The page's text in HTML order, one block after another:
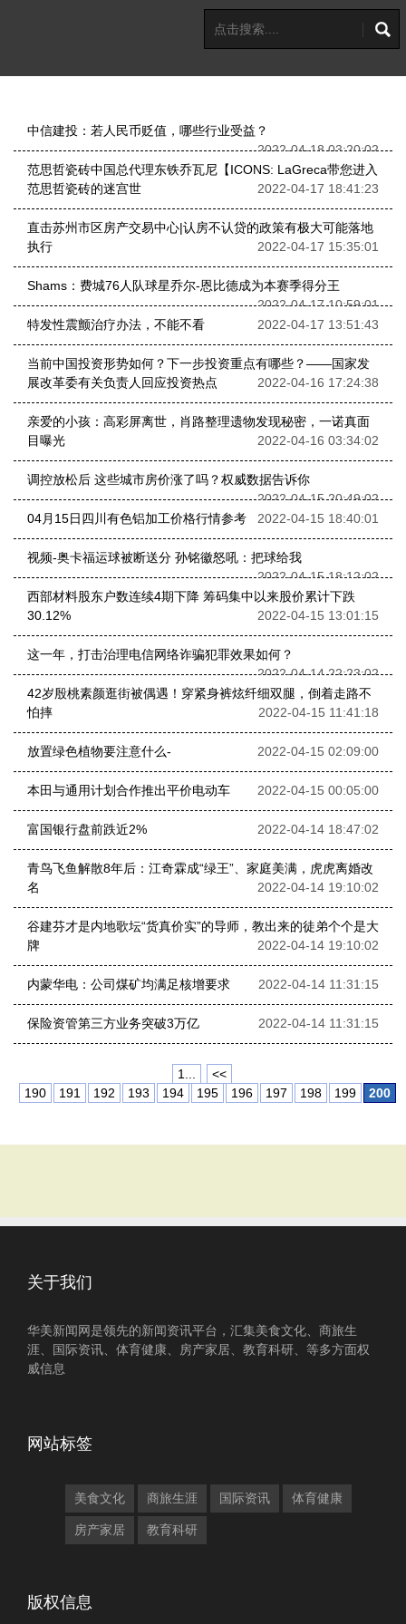
中信建投：若人民币贬值，哪些行业受益？
2022-04-18 03:20:02
范思哲瓷砖中国总代理东铁乔瓦尼【ICONS: LaGreca带您进入
范思哲瓷砖的迷宫世
2022-04-17 18:41:23
直击苏州市区房产交易中心|认房不认贷的政策有极大可能落地
执行
2022-04-17 15:35:01
Shams：费城76人队球星乔尔-恩比德成为本赛季得分王
2022-04-17 10:59:01
特发性震颤治疗办法，不能不看
2022-04-17 13:51:43
当前中国投资形势如何？下一步投资重点有哪些？——国家发
展改革委有关负责人回应投资热点
2022-04-16 17:24:38
亲爱的小孩：高彩屏离世，肖路整理遗物发现秘密，一诺真面
目曝光
2022-04-16 03:34:02
调控放松后 这些城市房价涨了吗？权威数据告诉你
2022-04-15 20:49:02
04月15日四川有色铝加工价格行情参考
2022-04-15 18:40:01
视频-奥卡福运球被断送分 孙铭徽怒吼：把球给我
2022-04-15 18:12:02
西部材料股东户数连续4期下降 筹码集中以来股价累计下跌
30.12%
2022-04-15 13:01:15
这一年，打击治理电信网络诈骗犯罪效果如何？
2022-04-14 22:23:02
42岁殷桃素颜逛街被偶遇！穿紧身裤炫纤细双腿，倒着走路不
怕摔
2022-04-15 11:41:18
放置绿色植物要注意什么- 2022-04-15 02:09:00
本田与通用计划合作推出平价电动车 2022-04-15 00:05:00
富国银行盘前跌近2% 2022-04-14 18:47:02
青鸟飞鱼解散8年后：江奇霖成“绿王”、家庭美满，虎虎离婚改
名
2022-04-14 19:10:02
谷建芬才是内地歌坛“货真价实”的导师，教出来的徒弟个个是大
牌
2022-04-14 19:10:02
内蒙华电：公司煤矿均满足核增要求 2022-04-14 11:31:15
保险资管第三方业务突破3万亿 2022-04-14 11:31:15
1...
<<
190
191 192 193 194 195 196 197 198 199 200
关于我们
华美新闻网是领先的新闻资讯平台，汇集美食文化、商旅生
涯、国际资讯、体育健康、房产家居、教育科研、等多方面权
威信息
网站标签
美食文化 商旅生涯 国际资讯 体育健康
房产家居 教育科研
版权信息